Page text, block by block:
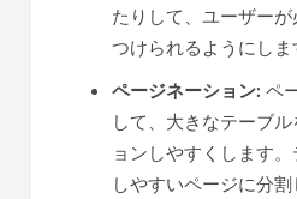
たりして、ユーザー
つけられるようにしま
ページネーション: ペ
して、大きなテーブ
ョンしやすくします
しやすいページに分割